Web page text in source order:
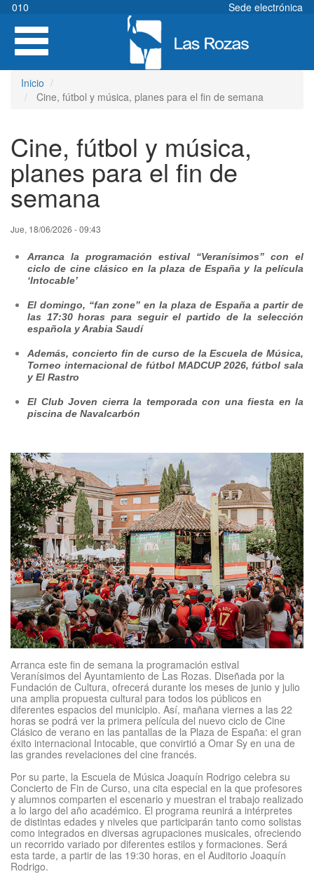
Pasar
contenido
principal
010
Sede electrónica
Toggle
navigation
Inicio
Cine, fútbol y música, planes para el fin de semana
Cine, fútbol y música,
planes para el fin de
semana
Jue, 18/06/2026 - 09:43
Arranca la programación estival “Veranísimos” con el
ciclo de cine clásico en la plaza de España y la película
‘Intocable’
El domingo, “fan zone” en la plaza de España a partir de
las 17:30 horas para seguir el partido de la selección
española y Arabia Saudí
Además, concierto fin de curso de la Escuela de Música,
Torneo internacional de fútbol MADCUP 2026, fútbol sala
y El Rastro
El Club Joven cierra la temporada con una fiesta en la
piscina de Navalcarbón
Arranca este fin de semana la programación estival
Veranísimos del Ayuntamiento de Las Rozas. Diseñada por la
Fundación de Cultura, ofrecerá durante los meses de junio y julio
una amplia propuesta cultural para todos los públicos en
diferentes espacios del municipio. Así, mañana viernes a las 22
horas se podrá ver la primera película del nuevo ciclo de Cine
Clásico de verano en las pantallas de la Plaza de España: el gran
éxito internacional Intocable, que convirtió a Omar Sy en una de
las grandes revelaciones del cine francés.
Por su parte, la Escuela de Música Joaquín Rodrigo celebra su
Concierto de Fin de Curso, una cita especial en la que profesores
y alumnos comparten el escenario y muestran el trabajo realizado
a lo largo del año académico. El programa reunirá a intérpretes
de distintas edades y niveles que participarán tanto como solistas
como integrados en diversas agrupaciones musicales, ofreciendo
un recorrido variado por diferentes estilos y formaciones. Será
esta tarde, a partir de las 19:30 horas, en el Auditorio Joaquín
Rodrigo.